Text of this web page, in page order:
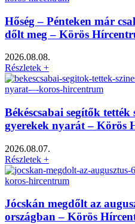
Hőség – Pénteken már
dőlt meg – Körös
2026.08.08.
Részletek +
Békéscsabai segítők tették
gyerekek nyarát – Körös
2026.08.07.
Részletek +
Jócskán megdőlt az
országban – Körös